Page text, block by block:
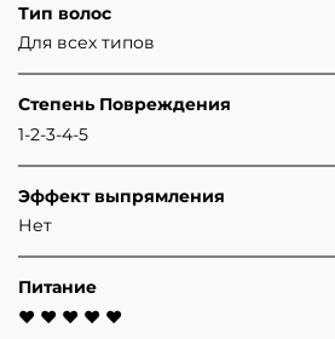
Тип волос
Для всех типов
Степень Повреждения
1-2-3-4-5
Эффект выпрямления
Нет
Питание
♥ ♥ ♥ ♥ ♥